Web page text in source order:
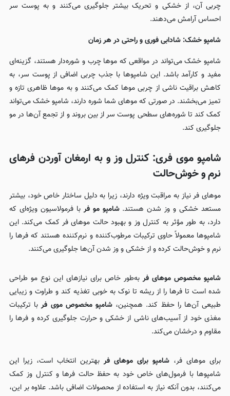
چربی آن، از خشکی و تحریک بیشتر جلوگیری می‌کنند و به پوست سر
احساس آرامش می‌دهند.
شامپو خشک: شادابی فوری و راحتی در هر زمان
شامپو خشک می‌تواند در مواقعی که موها چرب و شوره‌دار هستند، گزینه‌ای
مفید و کارآمد باشد. این شامپوها با جذب چربی اضافی از پوست سر، به
کاهش براقیت ناشی از چربی موها کمک می‌کنند و به موها ظاهری تازه و
تمیز می‌بخشند. در صورتی که موهای شما شوره دارند، شامپو خشک می‌تواند
کمک کند تا شوره‌های سطحی پوست سر از بین بروند و از تجمع آن‌ها در مو
جلوگیری کند.
شامپو موی فری: کنترل وز و به ارمغان آوردن فرهای
نرم و خوش‌حالت
موهای فر نیاز به مراقبت ویژه دارند، زیرا به دلیل ساختار خاص خود، بیشتر
مستعد خشکی و وز شدن هستند.شامپو مو فربا فرمولاسیون ویژه‌ای که
دارد، به طور مؤثر به کنترل وز و بهبود حالت موهای فر کمک می‌کند. این
شامپوها معمولاً حاوی ترکیبات مرطوب‌کننده و نرم‌کننده هستند که فرها را
نرم و خوش‌حالت کرده و از خشکی و وز شدن آن‌ها جلوگیری می‌کنند.
شامپو مخصوص موهای فربه‌طور خاص برای نیازهای این نوع مو طراحی
شده است تا فرها را از ریشه تا نوک به خوبی تغذیه کند و طراوت و زیبایی
طبیعی آن‌ها را حفظ کند. همچنین،شامپو مخصوص موی فربا ترکیبات
مغذی خود از آسیب‌های ناشی از خشکی و حرارت جلوگیری کرده و فرها را
مقاوم و درخشان می‌کند.
برای موهای فر، شامپو برای موهای فربهترین انتخاب است، زیرا این
شامپوها با فرمول‌های خاص خود به حفظ حالت فرها و کنترل وز کمک
می‌کنند، بدون آنکه نیاز به استفاده از محصولات اضافی باشد. علاوه بر این،